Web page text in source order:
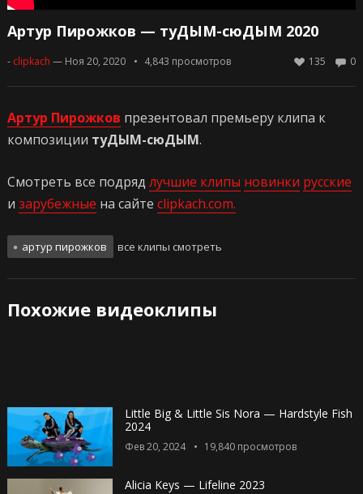
Артур Пирожков — туДЫМ-сюДЫМ 2020
- clipkach — Ноя 20, 2020 4,843 просмотров 0
135
Артур Пирожков презентовал премьеру клипа к
композиции туДЫМ-сюДЫМ.
Смотреть все подряд лучшие клипы новинки русские
и зарубежные на сайте clipkach.com.
артур пирожков все клипы смотреть
Похожие видеоклипы
Little Big & Little Sis Nora — Hardstyle Fish
2024
Фев 20, 2024 19,840просмотров
Alicia Keys — Lifeline 2023